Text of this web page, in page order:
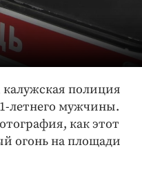
калужская полиция
летнего мужчины.
как этот
огонь на площади